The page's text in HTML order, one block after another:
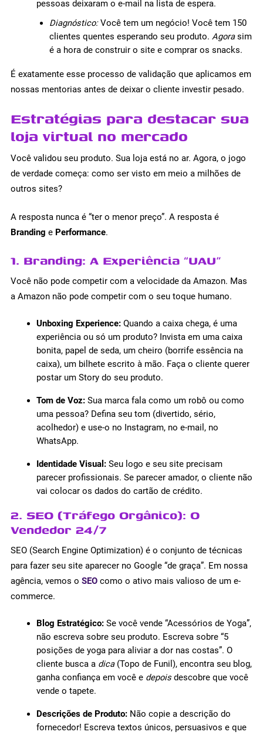
pessoas deixaram o e-mail na lista de espera.
Diagnóstico:Você tem um negócio! Você tem 150
clientes quentes esperando seu produto. Agorasim
é a hora de construir o site e comprar os snacks.
É exatamente esse processo de validação que aplicamos em
nossas mentorias antes de deixar o cliente investir pesado.
Estratégias para destacar sua
loja virtual no mercado
Você validou seu produto. Sua loja está no ar. Agora, o jogo
de verdade começa: como ser visto em meio a milhões de
outros sites?
A resposta nunca é “ter o menor preço”. A resposta é
Branding e Performance.
1. Branding: A Experiência “UAU”
Você não pode competir com a velocidade da Amazon. Mas
a Amazon não pode competir com o seu toque humano.
Unboxing Experience:Quando a caixa chega, é uma
experiência ou só um produto? Invista em uma caixa
bonita, papel de seda, um cheiro (borrife essência na
caixa), um bilhete escrito à mão. Faça o cliente querer
postar um Story do seu produto.
Tom de Voz:Sua marca fala como um robô ou como
uma pessoa? Defina seu tom (divertido, sério,
acolhedor) e use-o no Instagram, no e-mail, no
WhatsApp.
Identidade Visual:Seu logo e seu site precisam
parecer profissionais. Se parecer amador, o cliente não
vai colocar os dados do cartão de crédito.
2. SEO (Tráfego Orgânico): O
Vendedor 24/7
SEO (Search Engine Optimization) é o conjunto de técnicas
para fazer seu site aparecer no Google “de graça”. Em nossa
agência, vemos o SEO como o ativo mais valioso de um e-
commerce.
Blog Estratégico:Se você vende “Acessórios de Yoga”,
não escreva sobre seu produto. Escreva sobre “5
posições de yoga para aliviar a dor nas costas”. O
cliente busca a dica(Topo de Funil), encontra seu blog,
ganha confiança em você e depoisdescobre que você
vende o tapete.
Descrições de Produto:Não copie a descrição do
fornecedor! Escreva textos únicos, persuasivos e que